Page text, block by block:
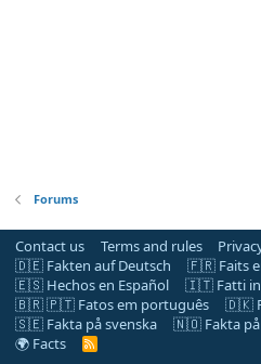
Forums
Contact us Terms and rules
🇩🇪 Fakten auf Deutsch
🇫🇷 Faits
🇪🇸 Hechos en Español
🇮🇹 Fatti in
🇧🇷 🇵🇹 Fatos em português
🇩🇰
🇸🇪 Fakta på svenska
🇳🇴 Fakta på
🌍 Facts
R